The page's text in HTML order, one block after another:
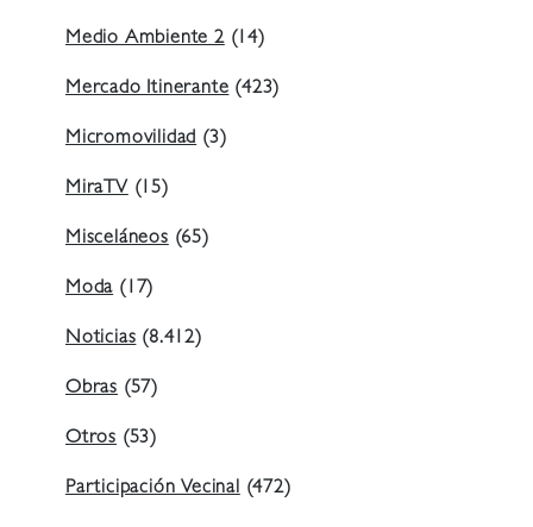
Medio Ambiente 2(14)
Mercado Itinerante (423)
Micromovilidad (3)
MiraTV (15)
Misceláneos (65)
Moda (17)
Noticias (8.412)
Obras (57)
Otros (53)
Participación Vecinal (472)